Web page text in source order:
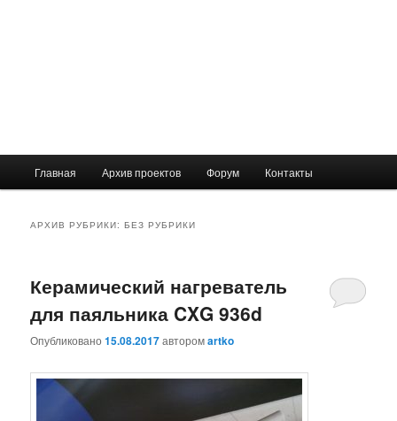
Главная Архив проектов Форум Контакты
АРХИВ РУБРИКИ:БЕЗ РУБРИКИ
Керамический нагреватель
для паяльника CXG 936d
Опубликовано15.08.2017авторомartko